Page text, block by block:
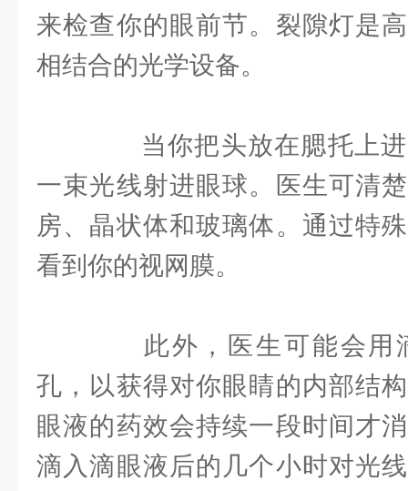
来检查你的眼前节。裂隙灯是
相结合的光学设备。
当你把头放在腮托上进
一束光线射进眼球。医生可清
房、晶状体和玻璃体。通过特
看到你的视网膜。
此外，医生可能会用
孔，以获得对你眼睛的内部结
眼液的药效会持续一段时间才
滴入滴眼液后的几个小时对光